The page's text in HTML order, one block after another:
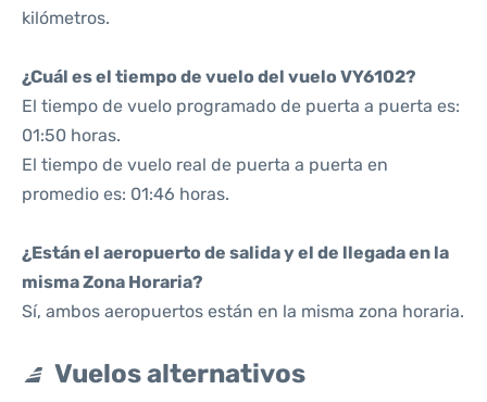
kilómetros.
¿Cuál es el tiempo de vuelo del vuelo VY6102?
El tiempo de vuelo programado de puerta a puerta es:
01:50 horas.
El tiempo de vuelo real de puerta a puerta en
promedio es: 01:46 horas.
¿Están el aeropuerto de salida y el de llegada en la
misma Zona Horaria?
Sí, ambos aeropuertos están en la misma zona horaria.
Vuelos alternativos